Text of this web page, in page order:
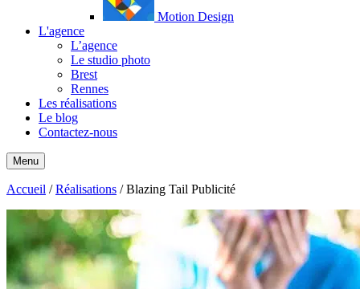
Motion Design
L'agence
L’agence
Le studio photo
Brest
Rennes
Les réalisations
Le blog
Contactez-nous
Menu
Accueil /Réalisations /Blazing Tail Publicité